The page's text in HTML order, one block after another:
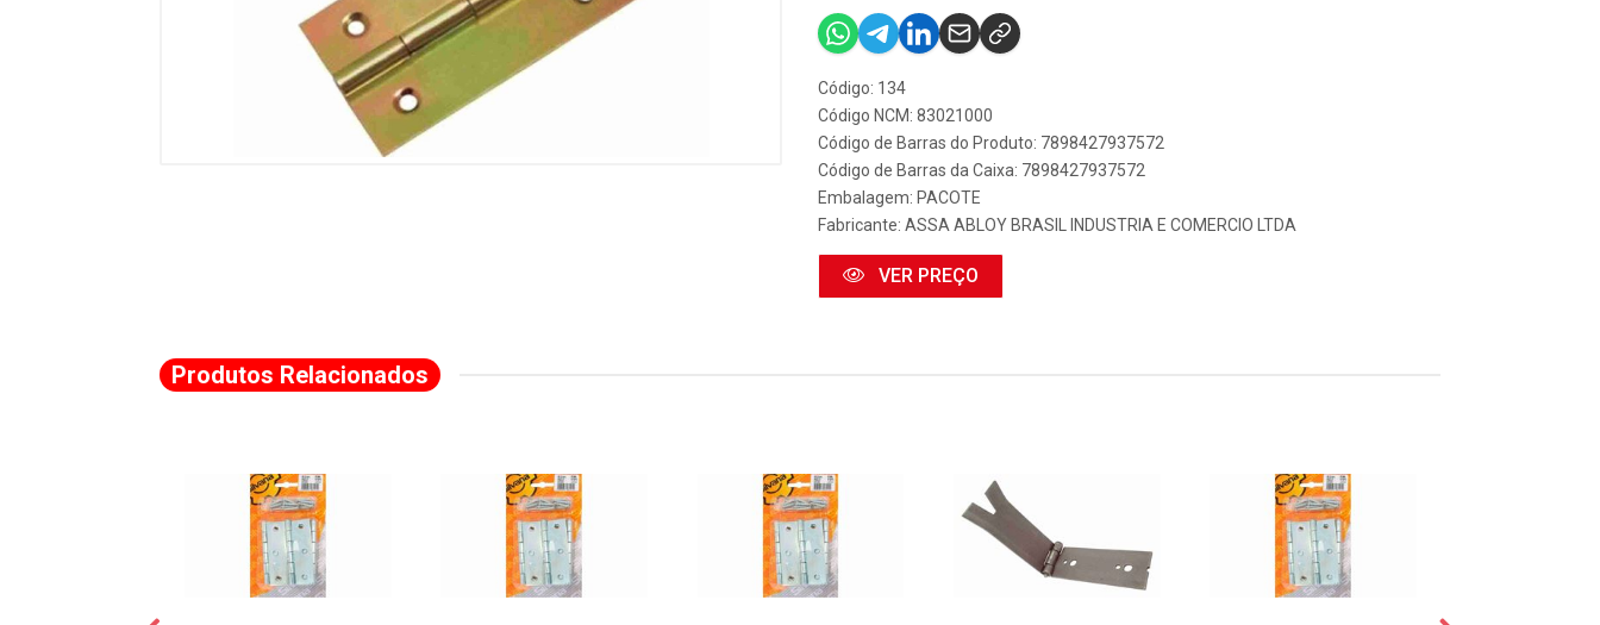
Código: 134
Código NCM: 83021000
Código de Barras do Produto: 7898427937572
Código de Barras da Caixa: 7898427937572
Embalagem: PACOTE
Fabricante: ASSA ABLOY BRASIL INDUSTRIA E COMERCIO LTDA
VER PREÇO
Produtos Relacionados